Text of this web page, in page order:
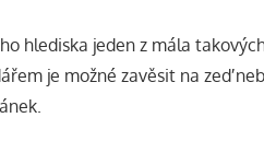
hlediska jeden z mála
je možné zavěsit na zeď